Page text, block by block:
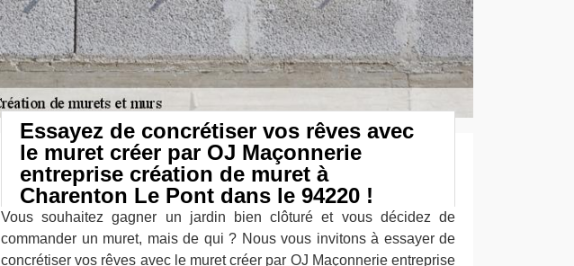
Essayez de concrétiser vos rêves avec
le muret créer par OJ Maçonnerie
entreprise création de muret à
Charenton Le Pont dans le 94220 !
Vous souhaitez gagner un jardin bien clôturé et vous décidez de
commander un muret, mais de qui ? Nous vous invitons à essayer de
concrétiser vos rêves avec le muret créer par OJ Maçonnerie entreprise